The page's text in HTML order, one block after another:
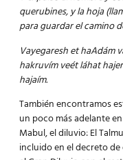
querubines, y la hoja
para guardar el camino
Vayegaresh et haAdám
hakruvím veét láhat
hajaím.
También encontramos
un poco más adelante
Mabul, el diluvio: El
incluido en el decreto